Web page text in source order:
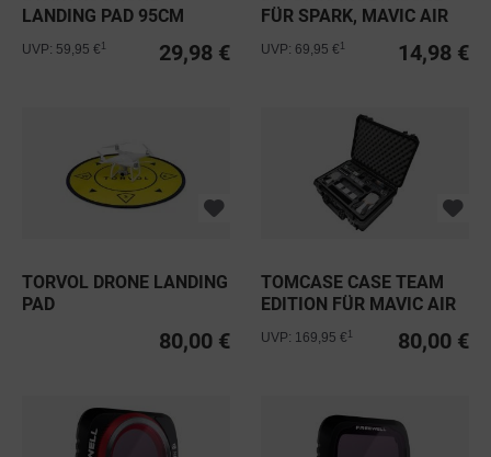
LANDING PAD 95CM
29,98 €
UVP: 59,95 €
FÜR SPARK, MAVIC AIR
14,98 €
UVP: 69,95 €
TORVOL DRONE LANDING
PAD
80,00 €
TOMCASE CASE TEAM
EDITION FÜR MAVIC AIR
80,00 €
UVP: 169,95 €